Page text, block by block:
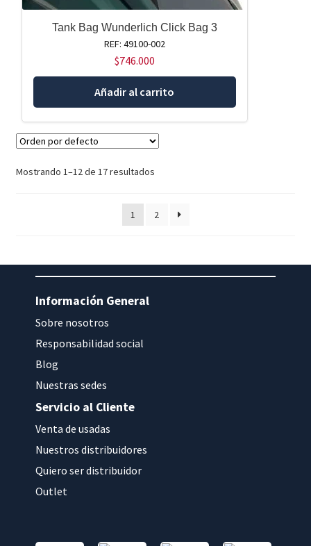
Tank Bag Wunderlich Click Bag 3
REF: 49100-002
$746.000
Añadir al carrito
Mostrando 1–12 de 17 resultados
1 2
Información General
Sobre nosotros
Responsabilidad social
Blog
Nuestras sedes
Servicio al Cliente
Venta de usadas
Nuestros distribuidores
Quiero ser distribuidor
Outlet